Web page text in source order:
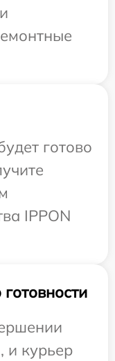
готово
IPPON
и курьер